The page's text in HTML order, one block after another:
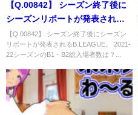
【Q.00842】 シーズン終了後に
シーズンリポートが発表される
B.LEAGUE。 2021-22シーズン
のB1・B2総入場者数は？
【Q.00842】 シーズン終了後にシーズン
リポートが発表されるB.LEAGUE。 2021-
22シーズンのB1・B2総入場者数は？...